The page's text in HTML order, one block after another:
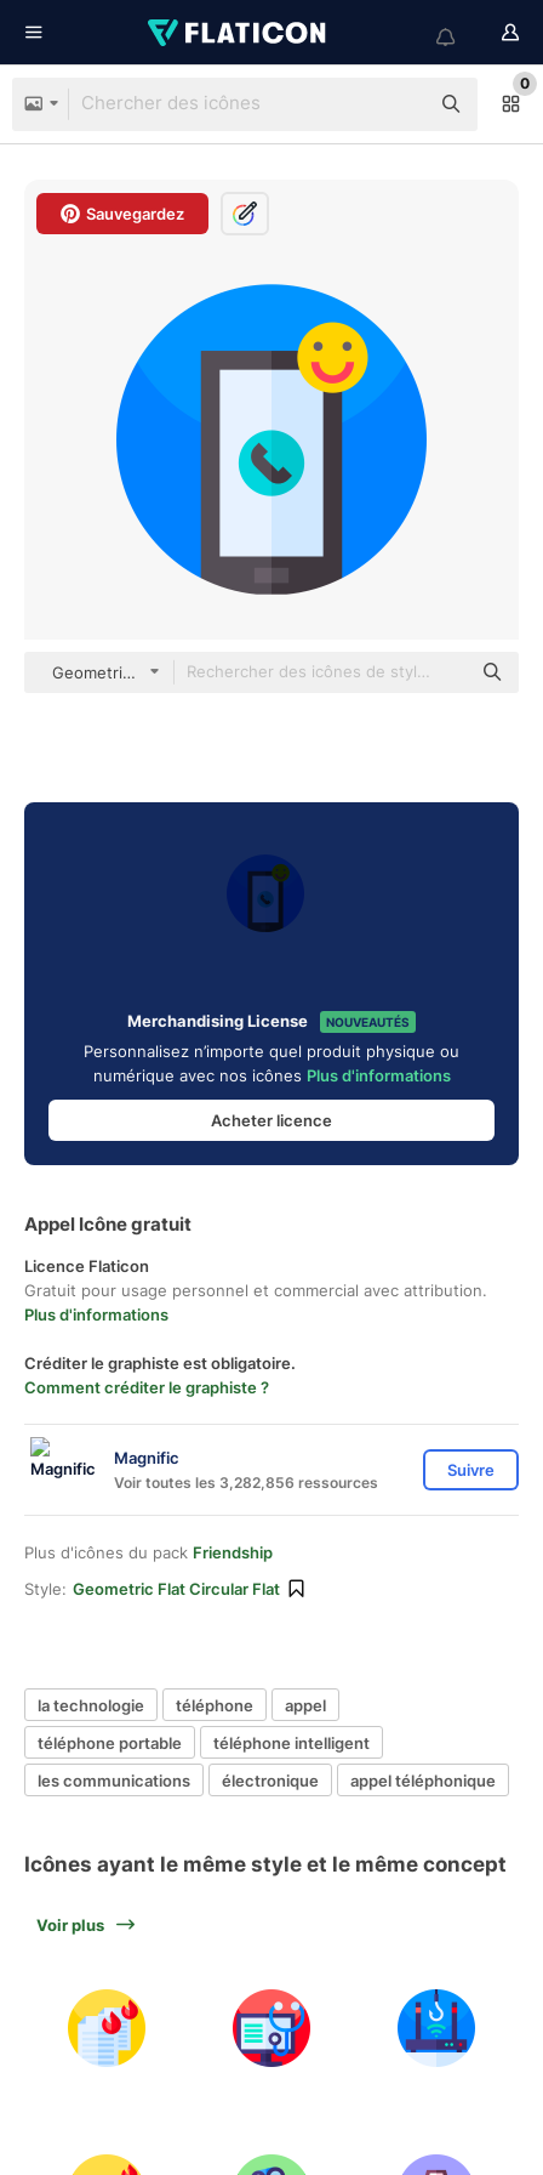
0
Sauvegardez
Geometric Flat Circular Flat
Merchandising License NOUVEAUTÉS
Personnalisez n’importe quel produit physique ou
numérique avec nos icônes Plus d'informations
Acheter licence
Appel Icône gratuit
Licence Flaticon
Gratuit pour usage personnel et commercial avec attribution.
Plus d'informations
Créditer le graphiste est obligatoire.
Comment créditer le graphiste ?
Magnific
Voir toutes les 3,282,856 ressources
Suivre
Plus d'icônes du pack Friendship
Style: Geometric Flat Circular Flat
la technologie téléphone
appel
téléphone portable
téléphone intelligent
les communications
électronique appel téléphonique
Icônes ayant le même style et le même concept
Voir plus